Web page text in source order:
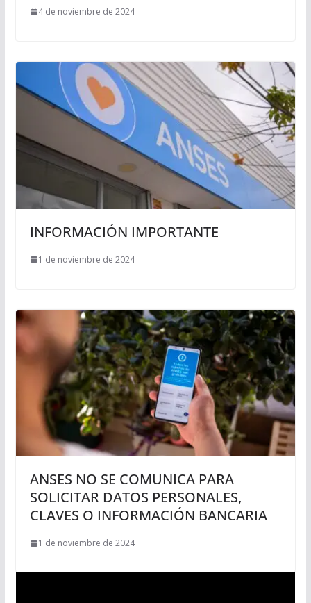
4 de noviembre de 2024
INFORMACIÓN IMPORTANTE
1 de noviembre de 2024
ANSES NO SE COMUNICA PARA
SOLICITAR DATOS PERSONALES,
CLAVES O INFORMACIÓN BANCARIA
1 de noviembre de 2024